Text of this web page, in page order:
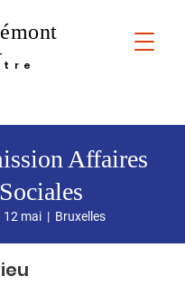
Affaires
Sociales
12 mai
  |
Bruxelles